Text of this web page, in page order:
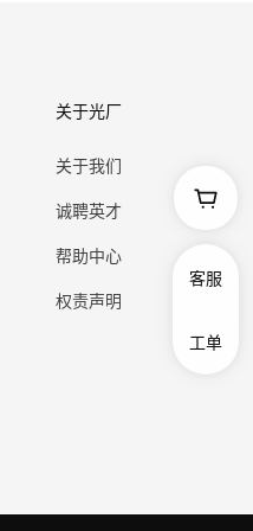
关于光厂
关于我们
诚聘英才
帮助中心
权责声明
客服
工单